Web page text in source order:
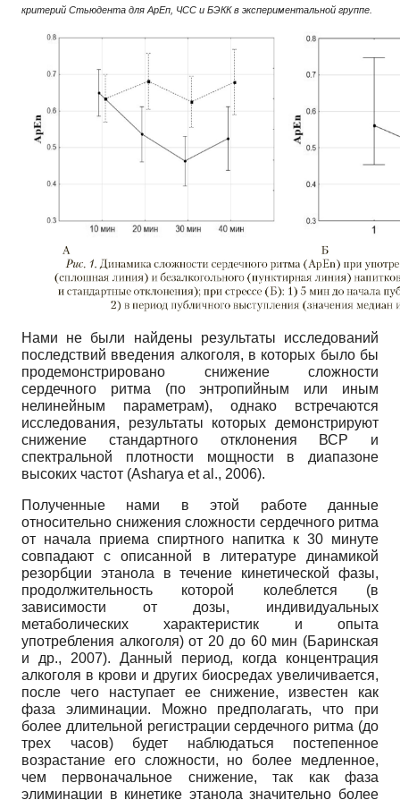
критерий Стьюдента для АрЕп, ЧСС и БЭКК в экспериментальной группе.
Нами не были найдены результаты исследований
последствий введения алкоголя, в которых было бы
продемонстрировано снижение сложности
сердечного ритма (по энтропийным или иным
нелинейным параметрам), однако встречаются
исследования, результаты которых демонстрируют
снижение стандартного отклонения ВСР и
спектральной плотности мощности в диапазоне
высоких частот (Asharya et al., 2006).
Полученные нами в этой работе данные
относительно снижения сложности сердечного ритма
от начала приема спиртного напитка к 30 минуте
совпадают с описанной в литературе динамикой
резорбции этанола в течение кинетической фазы,
продолжительность которой колеблется (в
зависимости от дозы, индивидуальных
метаболических характеристик и опыта
употребления алкоголя) от 20 до 60 мин (Баринская
и др., 2007). Данный период, когда концентрация
алкоголя в крови и других биосредах увеличивается,
после чего наступает ее снижение, известен как
фаза элиминации. Можно предполагать, что при
более длительной регистрации сердечного ритма (до
трех часов) будет наблюдаться постепенное
возрастание его сложности, но более медленное,
чем первоначальное снижение, так как фаза
элиминации в кинетике этанола значительно более